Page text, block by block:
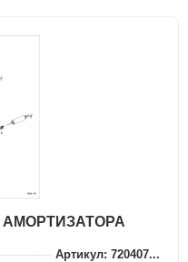
Артикул: 720407...